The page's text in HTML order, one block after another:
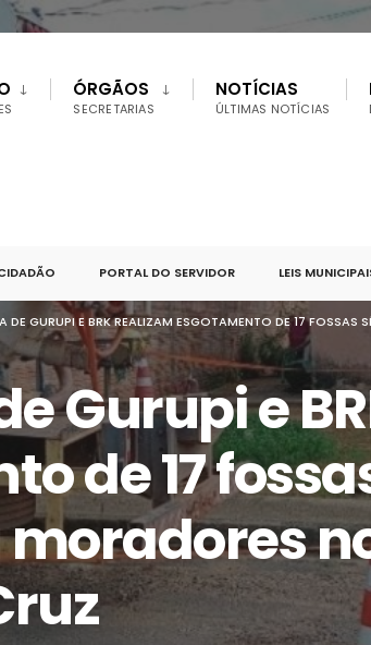
ÓRGÃOS
SECRETARIAS
NOTÍCIAS
ÚLTIMAS NOTÍCIAS
PORTAL DO SERVIDOR LEIS
DE GURUPI E BRK REALIZAM ESGOTAMENTO DE 17
Gurupi e
de 17